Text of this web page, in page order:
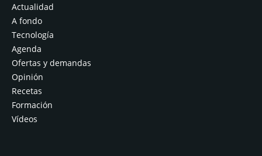
Actualidad
A fondo
Tecnología
Agenda
Ofertas y demandas
Opinión
Recetas
Formación
Vídeos